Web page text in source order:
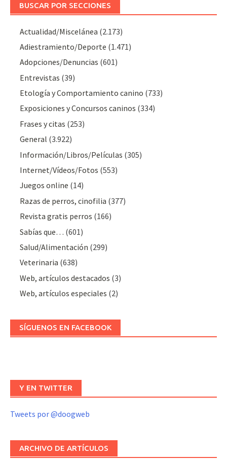
BUSCAR POR SECCIONES
Actualidad/Miscelánea (2.173)
Adiestramiento/Deporte (1.471)
Adopciones/Denuncias (601)
Entrevistas (39)
Etología y Comportamiento canino (733)
Exposiciones y Concursos caninos (334)
Frases y citas (253)
General (3.922)
Información/Libros/Películas (305)
Internet/Vídeos/Fotos (553)
Juegos online (14)
Razas de perros, cinofilia (377)
Revista gratis perros (166)
Sabías que… (601)
Salud/Alimentación (299)
Veterinaria (638)
Web, artículos destacados (3)
Web, artículos especiales (2)
SÍGUENOS EN FACEBOOK
Y EN TWITTER
Tweets por @doogweb
ARCHIVO DE ARTÍCULOS